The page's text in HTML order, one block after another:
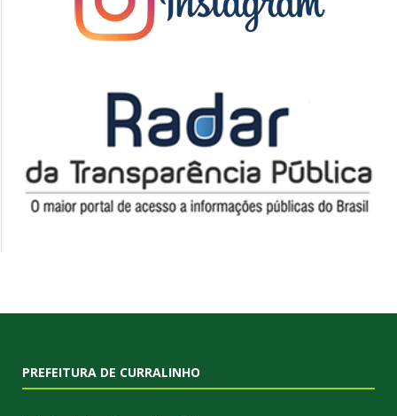
PREFEITURA DE CURRALINHO